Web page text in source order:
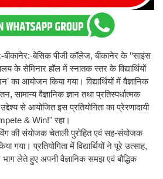
बीकानेर:-बेसिक पीजी कॉलेज, बीकानेर के ‘‘साइंस
के सेमिनार हॉल में स्नातक स्तर के विद्यार्थियों
का आयोजन किया गया। विद्यार्थियों में वैज्ञानिक
सामान्य वैज्ञानिक ज्ञान तथा प्रतिस्पर्धात्मक
से आयोजित इस प्रतियोगिता का प्रेरणादायी
& Win!" रहा।
की संयोजक चेताली पुरोहित एवं सह-संयोजक
गया। प्रतियोगिता में विद्यार्थियों ने पूरे उत्साह,
लेते हुए अपनी वैज्ञानिक समझ एवं बौद्धिक